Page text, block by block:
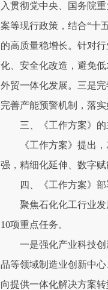
入贯彻党中央、国务院
案等现行政策，结合“十
的高质量稳增长。针对
化、安全化改造，避免
外贸一体化发展。三是
完善产能预警机制，落
三、《工作方案》
《工作方案》提出
强，精细化延伸、数字
四、《工作方案》
聚焦石化化工行业
10项重点任务。
一是强化产业科技
品等领域制造业创新中
向提供一体化解决方案